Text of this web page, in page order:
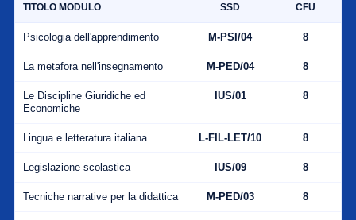
TITOLO MODULO SSD CFU
Psicologia dell'apprendimento M-PSI/04 8
La metafora nell'insegnamento M-PED/04 8
Le Discipline Giuridiche ed
Economiche
IUS/01 8
Lingua e letteratura italiana L-FIL-LET/10 8
Legislazione scolastica IUS/09 8
Tecniche narrative per la didattica M-PED/03 8